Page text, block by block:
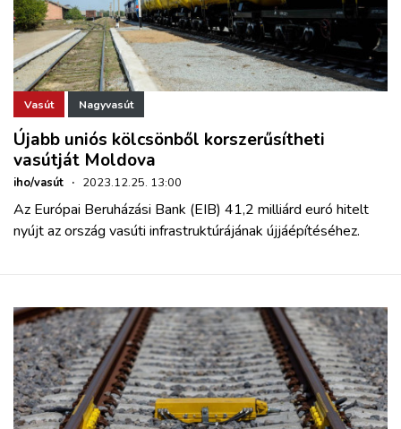
Vasút Nagyvasút
Újabb uniós kölcsönből korszerűsítheti
vasútját Moldova
iho/vasút · 2023.12.25. 13:00
Az Európai Beruházási Bank (EIB) 41,2 milliárd euró hitelt
nyújt az ország vasúti infrastruktúrájának újjáépítéséhez.